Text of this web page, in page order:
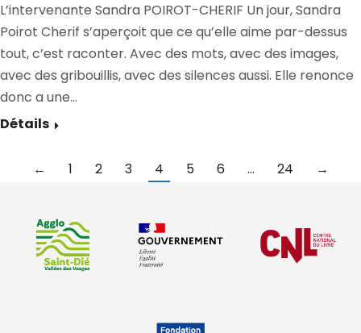
L’intervenante Sandra POIROT-CHERIF Un jour, Sandra
Poirot Cherif s’aperçoit que ce qu’elle aime par-dessus
tout, c’est raconter. Avec des mots, avec des images,
avec des gribouillis, avec des silences aussi. Elle renonce
donc a une…
Détails
← 1 2 3 4 5 6 … 24 →